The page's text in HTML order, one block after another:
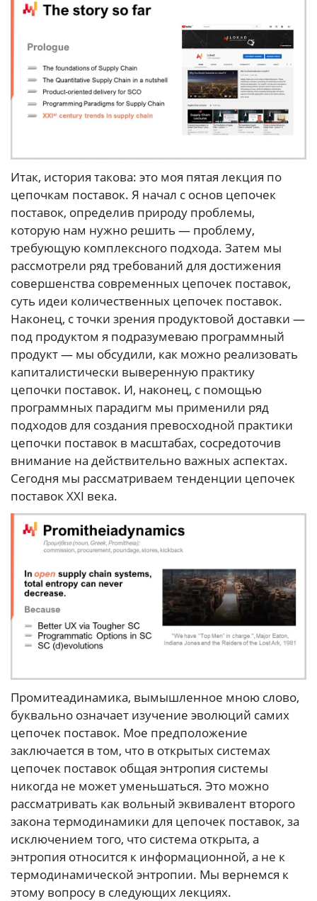
Итак, история такова: это моя пятая лекция по
цепочкам поставок. Я начал с основ цепочек
поставок, определив природу проблемы,
которую нам нужно решить — проблему,
требующую комплексного подхода. Затем мы
рассмотрели ряд требований для достижения
совершенства современных цепочек поставок,
суть идеи количественных цепочек поставок.
Наконец, с точки зрения продуктовой доставки —
под продуктом я подразумеваю программный
продукт — мы обсудили, как можно реализовать
капиталистически выверенную практику
цепочки поставок. И, наконец, с помощью
программных парадигм мы применили ряд
подходов для создания превосходной практики
цепочки поставок в масштабах, сосредоточив
внимание на действительно важных аспектах.
Сегодня мы рассматриваем тенденции цепочек
поставок XXI века.
Промитеадинамика, вымышленное мною слово,
буквально означает изучение эволюций самих
цепочек поставок. Мое предположение
заключается в том, что в открытых системах
цепочек поставок общая энтропия системы
никогда не может уменьшаться. Это можно
рассматривать как вольный эквивалент второго
закона термодинамики для цепочек поставок, за
исключением того, что система открыта, а
энтропия относится к информационной, а не к
термодинамической энтропии. Мы вернемся к
этому вопросу в следующих лекциях.